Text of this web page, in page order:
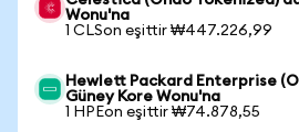
Wonu'na
1 CLSon eşittir ₩447.226,99
Hewlett Packard Enterprise
Güney Kore Wonu'na
1 HPEon eşittir ₩74.878,55